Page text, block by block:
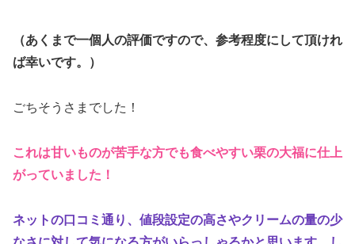
（あくまで一個人の評価ですので、参考程度にして頂けれ
ば幸いです。）
ごちそうさまでした！
これは甘いものが苦手な方でも食べやすい栗の大福に仕上
がっていました！
ネットの口コミ通り、値段設定の高さやクリームの量の少